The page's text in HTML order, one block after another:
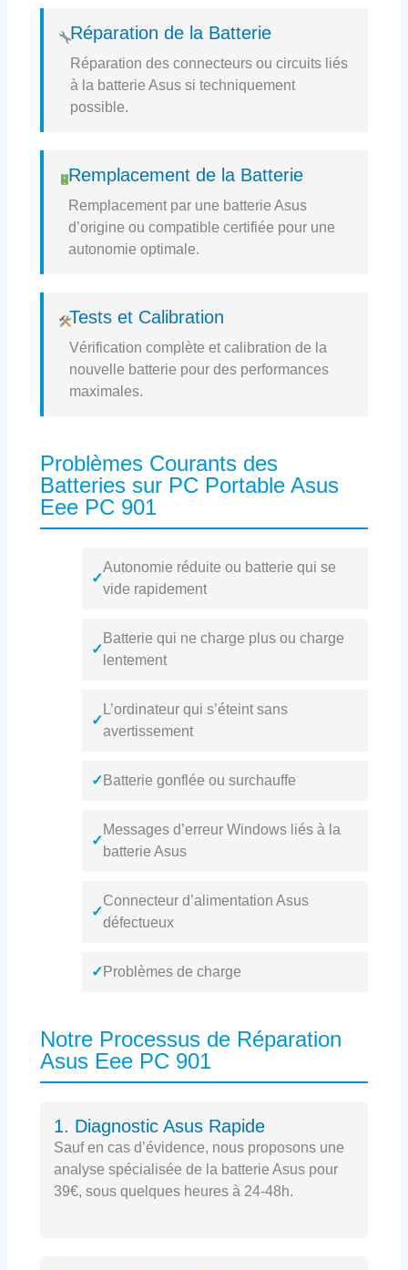
Réparation de la Batterie
Réparation des connecteurs ou circuits liés
à la batterie Asus si techniquement
possible.
Remplacement de la Batterie
Remplacement par une batterie Asus
d’origine ou compatible certifiée pour une
autonomie optimale.
Tests et Calibration
Vérification complète et calibration de la
nouvelle batterie pour des performances
maximales.
Problèmes Courants des
Batteries sur PC Portable Asus
Eee PC 901
✓
Autonomie réduite ou batterie qui se
vide rapidement
✓
Batterie qui ne charge plus ou charge
lentement
✓
L’ordinateur qui s’éteint sans
avertissement
✓ Batterie gonflée ou surchauffe
✓
Messages d’erreur Windows liés à la
batterie Asus
✓
Connecteur d’alimentation Asus
défectueux
✓ Problèmes de charge
Notre Processus de Réparation
Asus Eee PC 901
1. Diagnostic Asus Rapide
Sauf en cas d’évidence, nous proposons une
analyse spécialisée de la batterie Asus pour
39€, sous quelques heures à 24-48h.